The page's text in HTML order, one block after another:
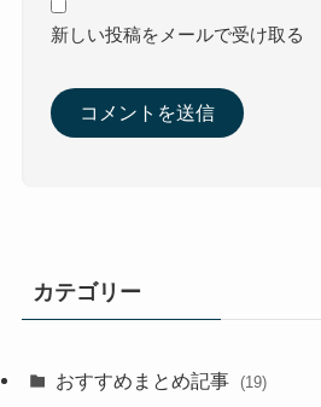
新しい投稿をメールで受け取る
カテゴリー
おすすめまとめ記事 (19)